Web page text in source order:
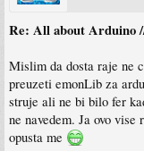
Re: All about Arduino
Mislim da dosta raje ne
preuzeti emonLib za
struje ali ne bi bilo fer
ne navedem. Ja ovo vise
opusta me